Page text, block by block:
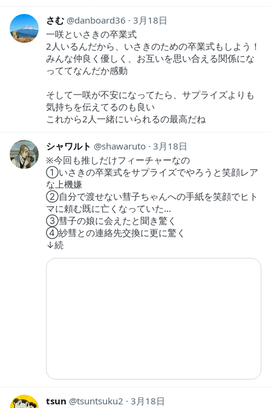
さむ danboard36
3月18日
一咲といさきの卒業式
2人いるんだから、いさきのための卒業式もしよう！
みんな仲良く優しく、お互いを思い合える関係にな
っててなんだか感動
そして一咲が不安になってたら、サプライズよりも
気持ちを伝えてるのも良い
これから2人一緒にいられるの最高だね
シャワルト shawaruto 3月18日
※今回も推しだけフィーチャーなの
①いさきの卒業式をサプライズでやろうと笑顔レア
な上機嫌
②自分で渡せない彗子ちゃんへの手紙を笑顔でヒト
マに頼む既に亡くなっていた…
③彗子の娘に会えたと聞き驚く
④紗彗との連絡先交換に更に驚く
↓続
tsun tsuntsuku2
3月18日